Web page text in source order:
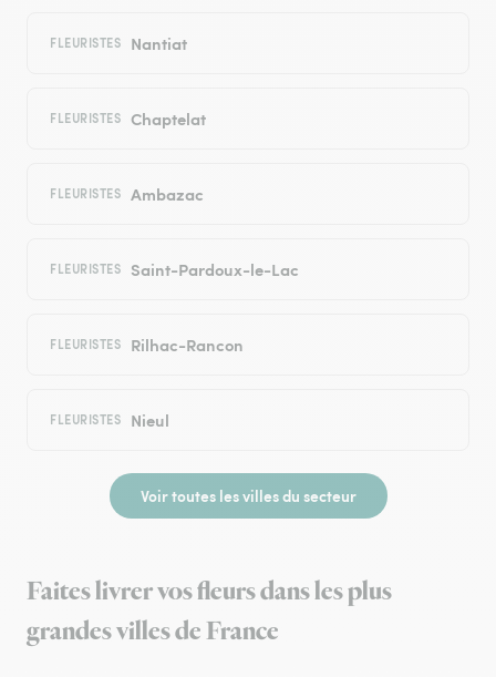
FLEURISTES Nantiat
FLEURISTES Chaptelat
FLEURISTES Ambazac
FLEURISTES Saint-Pardoux-le-Lac
FLEURISTES Rilhac-Rancon
FLEURISTES Nieul
Voir toutes les villes du secteur
Faites livrer vos fleurs dans les plus
grandes villes de France